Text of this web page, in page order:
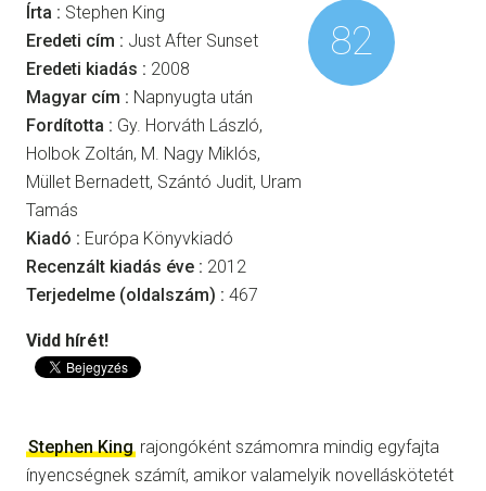
Írta : Stephen King
Eredeti cím : Just After Sunset
Eredeti kiadás : 2008
Magyar cím : Napnyugta után
Fordította : Gy. Horváth László,
Holbok Zoltán, M. Nagy Miklós,
Müllet Bernadett, Szántó Judit, Uram
Tamás
Kiadó : Európa Könyvkiadó
Recenzált kiadás éve : 2012
Terjedelme (oldalszám) : 467
82
Vidd hírét!
Stephen King rajongóként számomra mindig egyfajta
ínyencségnek számít, amikor valamelyik novelláskötetét